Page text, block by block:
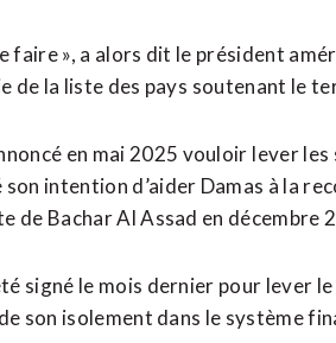
faire », a alors dit le président
de la liste des pays ⁠soutenant le
en mai 2025 vouloir ⁠lever
intention d’aider Damas à la
de Bachar Al Assad en décembre
signé le mois dernier pour lever
son isolement dans le système